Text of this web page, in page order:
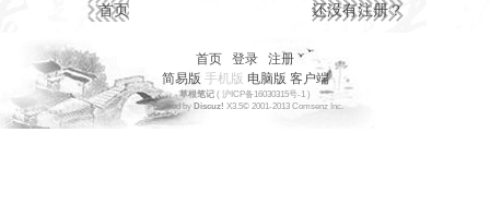
首页 还没有注册？
首页 登录
注册
简易版 手机版 电脑版 客户端
草根笔记 ( 沪ICP备16030315号-1 )
Powered by Discuz! X3.5© 2001-2013 Comsenz Inc.